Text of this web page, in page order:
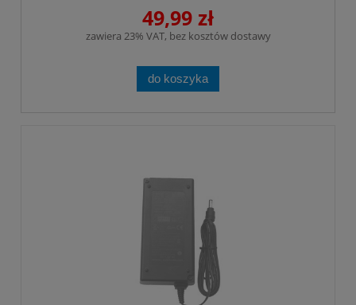
49,99 zł
zawiera 23% VAT, bez kosztów dostawy
do koszyka